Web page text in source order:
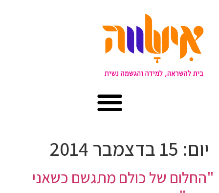
יום: 15 בדצמבר 2014
"החלום של כולם מתגשם כשאני